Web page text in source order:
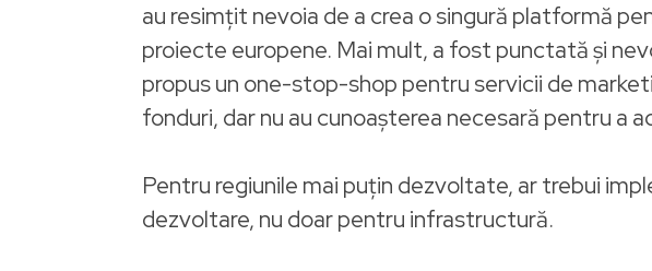
au resimțit nevoia de a crea o singură platformă
proiecte europene. Mai mult, a fost punctată și
propus un one-stop-shop pentru servicii de
fonduri, dar nu au cunoașterea necesară pentru a
Pentru regiunile mai puțin dezvoltate, ar trebui
dezvoltare, nu doar pentru infrastructură.